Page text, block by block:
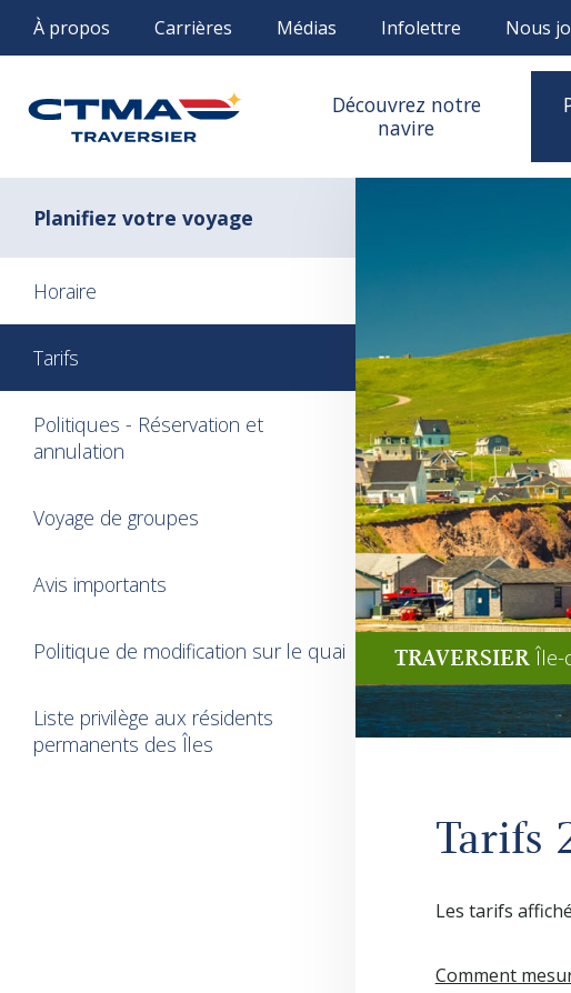
À propos Carrières Médias Infolettre Nous
Découvrez notre
navire
Planifiez votre voyage
Horaire
Tarifs
Politiques - Réservation et
annulation
Voyage de groupes
Avis importants
Politique de modification sur le quai
Liste privilège aux résidents
permanents des Îles
TRAVERSIER Île-
Tarifs
Les tarifs
Comment